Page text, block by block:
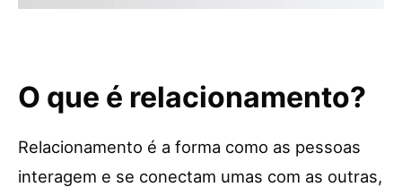
O que é relacionamento?
Relacionamento é a forma como as pessoas
interagem e se conectam umas com as outras,